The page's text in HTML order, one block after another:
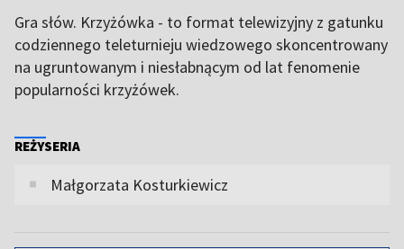
Gra słów. Krzyżówka - to format telewizyjny z gatunku
codziennego teleturnieju wiedzowego skoncentrowany
na ugruntowanym i niesłabnącym od lat fenomenie
popularności krzyżówek.
REŻYSERIA
Małgorzata Kosturkiewicz